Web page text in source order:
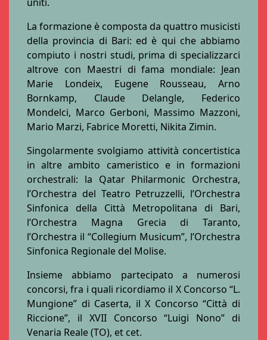
uniti.
La formazione è composta da quattro musicisti
della provincia di Bari: ed è qui che abbiamo
compiuto i nostri studi, prima di specializzarci
altrove con Maestri di fama mondiale: Jean
Marie Londeix, Eugene Rousseau, Arno
Bornkamp, Claude Delangle, Federico
Mondelci, Marco Gerboni, Massimo Mazzoni,
Mario Marzi, Fabrice Moretti, Nikita Zimin.
Singolarmente svolgiamo attività concertistica
in altre ambito cameristico e in formazioni
orchestrali: la Qatar Philarmonic Orchestra,
l’Orchestra del Teatro Petruzzelli, l’Orchestra
Sinfonica della Città Metropolitana di Bari,
l’Orchestra Magna Grecia di Taranto,
l’Orchestra il “Collegium Musicum”, l’Orchestra
Sinfonica Regionale del Molise.
Insieme abbiamo partecipato a numerosi
concorsi, fra i quali ricordiamo il X Concorso “L.
Mungione” di Caserta, il X Concorso “Città di
Riccione”, il XVII Concorso “Luigi Nono” di
Venaria Reale (TO), et cet.